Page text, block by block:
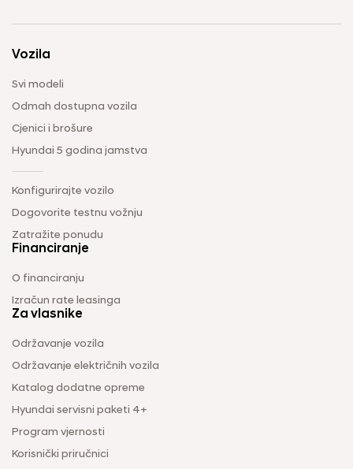
Vozila
Svi modeli
Odmah dostupna vozila
Cjenici i brošure
Hyundai 5 godina jamstva
Konfigurirajte vozilo
Dogovorite testnu vožnju
Zatražite ponudu
Financiranje
O financiranju
Izračun rate leasinga
Za vlasnike
Održavanje vozila
Održavanje električnih vozila
Katalog dodatne opreme
Hyundai servisni paketi 4+
Program vjernosti
Korisnički priručnici